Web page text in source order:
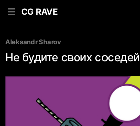
CG RAVE
Aleksandr Sharov
Не будите своих соседей